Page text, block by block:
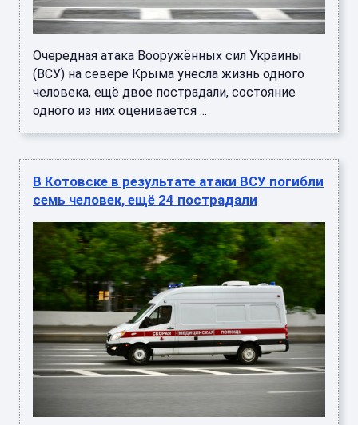
Очередная атака Вооружённых сил Украины
(ВСУ) на севере Крыма унесла жизнь одного
человека, ещё двое пострадали, состояние
одного из них оценивается ...
В Котовске в результате атаки ВСУ погибли
семь человек, ещё 24 пострадали